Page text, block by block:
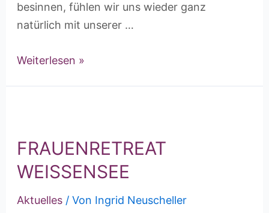
besinnen, fühlen wir uns wieder ganz
natürlich mit unserer …
Weiterlesen »
FRAUENRETREAT
WEISSENSEE
Aktuelles/ Von Ingrid Neuscheller